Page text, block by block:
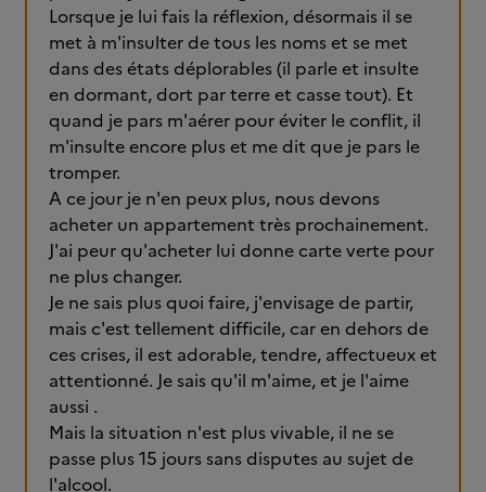
Lorsque je lui fais la réflexion, désormais il se
met à m'insulter de tous les noms et se met
dans des états déplorables (il parle et insulte
en dormant, dort par terre et casse tout). Et
quand je pars m'aérer pour éviter le conflit, il
m'insulte encore plus et me dit que je pars le
tromper.
A ce jour je n'en peux plus, nous devons
acheter un appartement très prochainement.
J'ai peur qu'acheter lui donne carte verte pour
ne plus changer.
Je ne sais plus quoi faire, j'envisage de partir,
mais c'est tellement difficile, car en dehors de
ces crises, il est adorable, tendre, affectueux et
attentionné. Je sais qu'il m'aime, et je l'aime
aussi .
Mais la situation n'est plus vivable, il ne se
passe plus 15 jours sans disputes au sujet de
l'alcool.